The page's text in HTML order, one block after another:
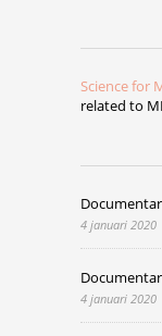
Science for
related to
4 januari 2020
4 januari 2020